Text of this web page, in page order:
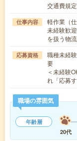
交通費規
仕事内容
軽作業（
未経験歓
を扱う物
応募資格
職種未経
要
＜未経験
れ「応募
職場の雰囲気
年齢層
20代